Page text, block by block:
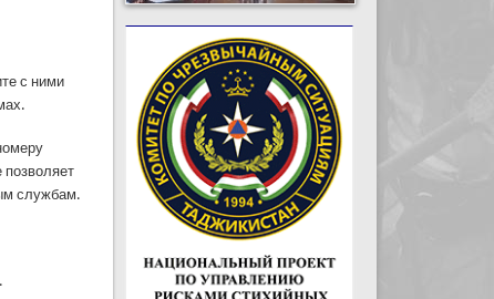
с ними
позволяет
службам.